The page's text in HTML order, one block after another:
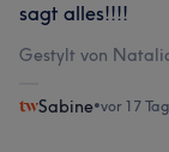
sagt alles!!!!
Gestylt von
Sabine•vor 17